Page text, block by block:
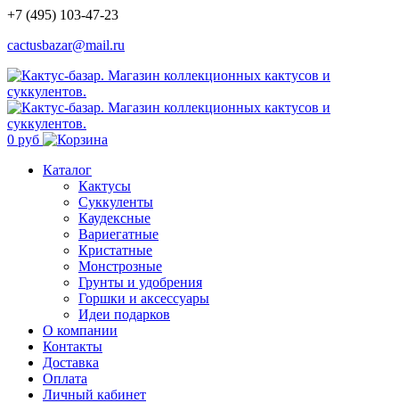
+7 (495) 103-47-23
cactusbazar@mail.ru
0 руб
Каталог
Кактусы
Суккуленты
Каудексные
Вариегатные
Кристатные
Монстрозные
Грунты и удобрения
Горшки и аксессуары
Идеи подарков
О компании
Контакты
Доставка
Оплата
Личный кабинет